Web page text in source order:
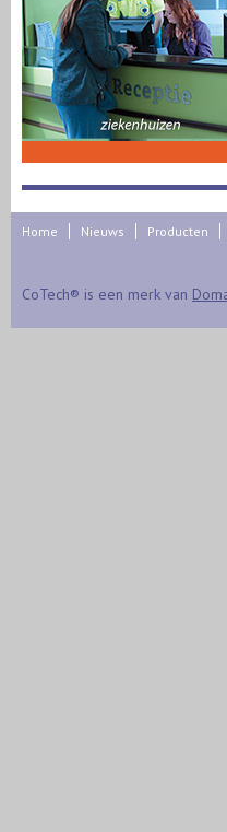
Home Nieuws Producten
CoTech® is een merk van